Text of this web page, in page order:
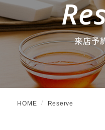
来店予
HOME Reserve